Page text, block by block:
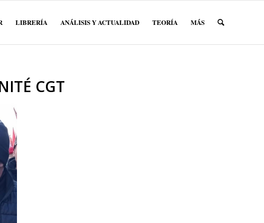
LIBRERÍA ANÁLISIS Y ACTUALIDAD TEORÍA MÁS
CGT